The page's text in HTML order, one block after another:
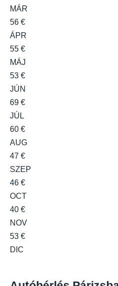
MÁR
56 €
ÁPR
55 €
MÁJ
53 €
JÚN
69 €
JÚL
60 €
AUG
47 €
SZEP
46 €
OCT
40 €
NOV
53 €
DIC